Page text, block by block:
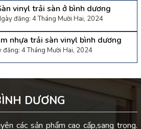
vinyl trải sàn ở bình dương
đăng: 4 Tháng Mười Hai, 2024
nhựa trải sàn vinyl bình dương
đăng: 4 Tháng Mười Hai, 2024
DƯƠNG
các sản phẩm cao cấp,sang trọng.